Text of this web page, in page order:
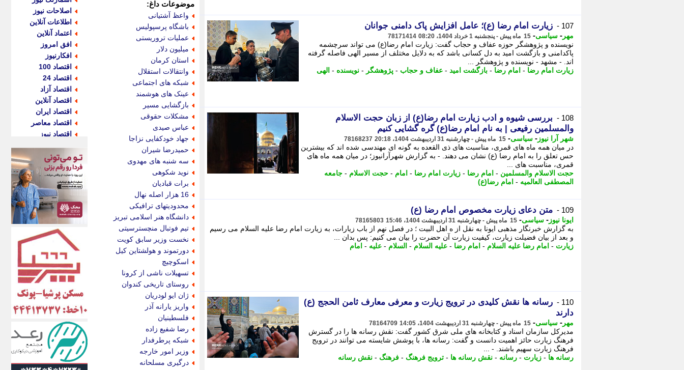
107 - زیارت امام رضا (ع)؛ عامل افزایش پاک دامنی جوانان
مهر - سیاسی- 15 ماه پیش - پنجشنبه 1 خرداد 1404، 08:20 78171414
نویسنده و پژوهشگر حوزه عفاف و حجاب گفت: زیارت امام رضا(ع) می تواند سرچشمه
پاکدامنی و بازگشت امید به دل کسانی باشد که به دلایل مختلف از مسیر الهی فاصله گرفته
اند. - مشهد - نویسنده و پژوهشگر ...
زیارت امام رضا - امام رضا - بازگشت امید - عفاف و حجاب - پژوهشگر - نویسنده - الهی
108 -
بررسی شیوه و ادب زیارت امام رضا(ع) از زبان حجت الاسلام
والمسلمین رفیعی | به نام امام رضا(ع) گره گشایی کنیم
شهر آرا نیوز - سیاسی- 15 ماه پیش - چهارشنبه 31 اردیبهشت 1404، 20:18 78168237
در میان همه ماه های قمری، مناسبت های ذی القعده به گونه ای مهندسی شده اند که بیشترین
حس تعلق را به امام رضا (ع) نشان می دهند. - به گزارش شهرآرانیوز؛ در میان همه ماه های
قمری، مناسبت های ...
حجت الاسلام والمسلمین - امام رضا - زیارت امام رضا - امام - حجت الاسلام - جامعه
المصطفی العالمیه - امام رضا(ع)
109 - متن دعای زیارت مخصوص امام رضا (ع)
ایونا نیوز - سیاسی- 15 ماه پیش - چهارشنبه 31 اردیبهشت 1404، 15:46 78165803
به گزارش خبرنگار مذهبی ایونا به نقل از ه اهل البیت ؛ در فصل نهم از باب زیارات، به زیارت امام رضا علیه السلام می رسیم
و بعد از بیان فضیلت زیارت، کیفیت زیارت آن حضرت را بیان می کنیم: پس بدان ...
زیارت - امام رضا علیه السلام - امام رضا - علیه السلام - السلام - علیه - امام
110 -
رسانه ها نقش کلیدی در ترویج زیارت و معرفی معارف ثامن الحجج (ع)
دارند
مهر - سیاسی- 15 ماه پیش - چهارشنبه 31 اردیبهشت 1404، 14:05 78164709
مدیرکل سازمان اسناد و کتابخانه های ملی شرق کشور گفت: نقش رسانه ها را در گسترش
فرهنگ زیارت حائز اهمیت دانست و گفت: رسانه ها، با پوشش شایسته می توانند در ترویج
فرهنگ زیارت سهیم باشند. - ...
رسانه ها - زیارت - رسانه - نقش رسانه ها - ترویج فرهنگ - فرهنگ - نقش رسانه
موضوعات داغ:
واعظ آشتیانی
باشگاه پرسپولیس
عملیات تروریستی
میلیون دلار
استان کرمان
وانتقالات استقلال
شبکه های اجتماعی
عینک های هوشمند
بازگشایی مسیر
مشکلات حقوقی
عباس صیدی
جهاد خودکفایی نزاجا
حمیدرضا شیران
سه شنبه های مهدوی
نوید شکوهی
برات قبادیان
16 هزار اصله نهال
محدودیتهای ترافیکی
دانشگاه هنر اسلامی تبریز
تیم فوتبال منچسترسیتی
نخست وزیر سابق کویت
دورتموند و هولشتاین کیل
اسکوچیچ
تسهیلات ناشی از کرونا
روستای تاریخی کندوان
ژان ایو لودریان
واریز یارانه آذر
فلسطینیان
رضا شفیع زاده
شبکه پرطرفدار
وزیر امور خارجه
درگیری مسلحانه
اصلاحات نیوز
اطلاعات آنلاین
اعتماد آنلاین
افق امروز
افکارنیوز
اقتصاد 100
اقتصاد 24
اقتصاد آزاد
اقتصاد آنلاین
اقتصاد ایران
اقتصاد معاصر
اقتصاد نیوز
اکوفارس
اکونگار
اکونیوز
الف
انتشار آنلاین
اندیشه قرن
اندیشه معاصر
اندیشه ها
انرژی پرس
ای استخدام
ایتنا
ایراف
ایران آرت
ایران آنلاین
ایران زندگی
ایران فوری
ایرانی روز
ایرانیتال
ایرنا